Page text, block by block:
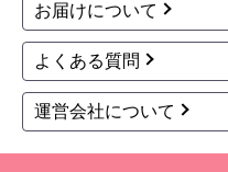
お届けについて
よくある質問
運営会社について